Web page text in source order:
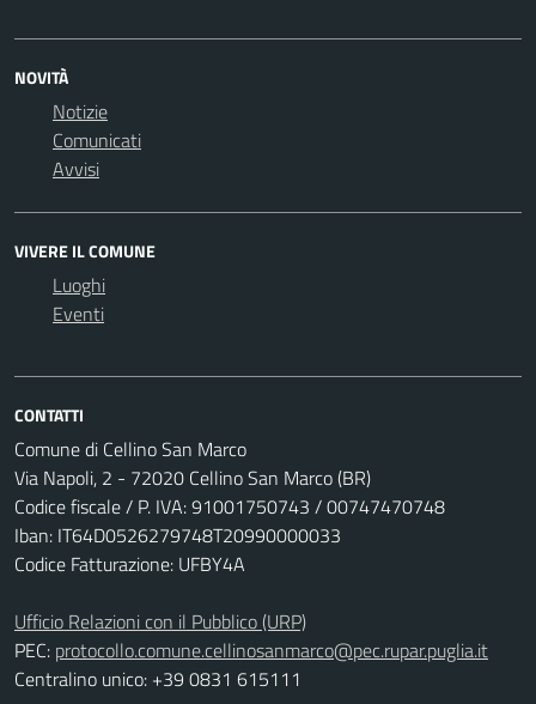
NOVITÀ
Notizie
Comunicati
Avvisi
VIVERE IL COMUNE
Luoghi
Eventi
CONTATTI
Comune di Cellino San Marco
Via Napoli, 2 - 72020 Cellino San Marco (BR)
Codice fiscale / P. IVA: 91001750743 / 00747470748
Iban: IT64D0526279748T20990000033
Codice Fatturazione: UFBY4A
Ufficio Relazioni con il Pubblico (URP)
PEC: protocollo.comune.cellinosanmarco@pec.rupar.puglia.it
Centralino unico: +39 0831 615111